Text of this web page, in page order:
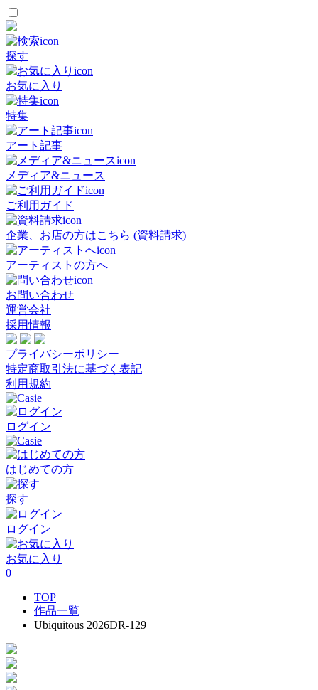
探す
お気に入り
特集
アート記事
メディア&ニュース
ご利用ガイド
企業、お店の方はこちら (資料請求)
アーティストの方へ
お問い合わせ
運営会社
採用情報
プライバシーポリシー
特定商取引法に基づく表記
利用規約
ログイン
はじめての方
探す
ログイン
お気に入り
0
TOP
作品一覧
Ubiquitous 2026DR-129